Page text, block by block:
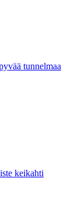
tunnelmaa
keikahti